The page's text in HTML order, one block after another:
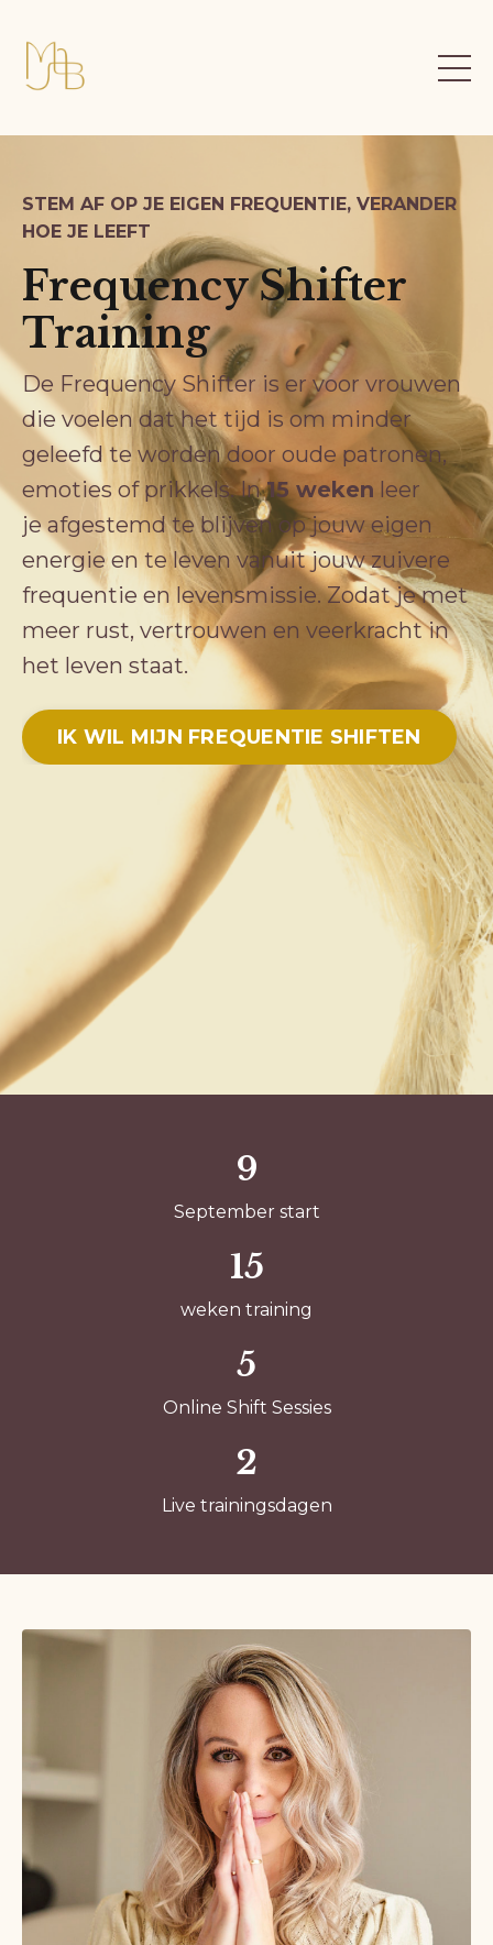
STEM AF OP JE EIGEN FREQUENTIE, VERANDER
HOE JE LEEFT
Frequency Shifter
Training
De Frequency Shifter is er voor vrouwen
die voelen dat het tijd is om minder
geleefd te worden door oude patronen,
emoties of prikkels. In15 weken leer
je afgestemd te blijven op jouw eigen
energie en te leven vanuit jouw zuivere
frequentie en levensmissie. Zodat je met
meer rust, vertrouwen en veerkracht in
het leven staat.
IK WIL MIJN FREQUENTIE SHIFTEN
9
September start
15
weken training
5
Online Shift Sessies
2
Live trainingsdagen